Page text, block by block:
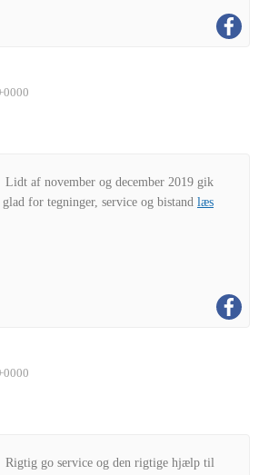
Lidt af november og december 2019 gik
for tegninger, service og bistand læs
Rigtig go service og den rigtige hjælp til